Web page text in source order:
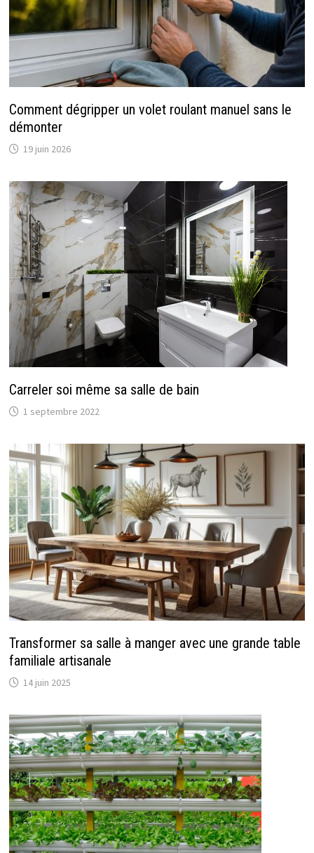
Comment dégripper un volet roulant manuel sans le
démonter
19 juin 2026
Carreler soi même sa salle de bain
1 septembre 2022
Transformer sa salle à manger avec une grande table
familiale artisanale
14 juin 2025